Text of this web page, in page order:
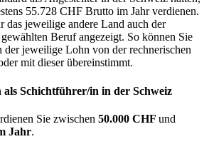
55.728 CHF Brutto im Jahr verdienen.
das jeweilige andere Land auch der
Beruf angezeigt. So können Sie
jeweilige Lohn von der rechnerischen
mit dieser übereinstimmt.
als Schichtführer/in in der Schweiz
Sie zwischen 50.000 CHF und
Jahr.